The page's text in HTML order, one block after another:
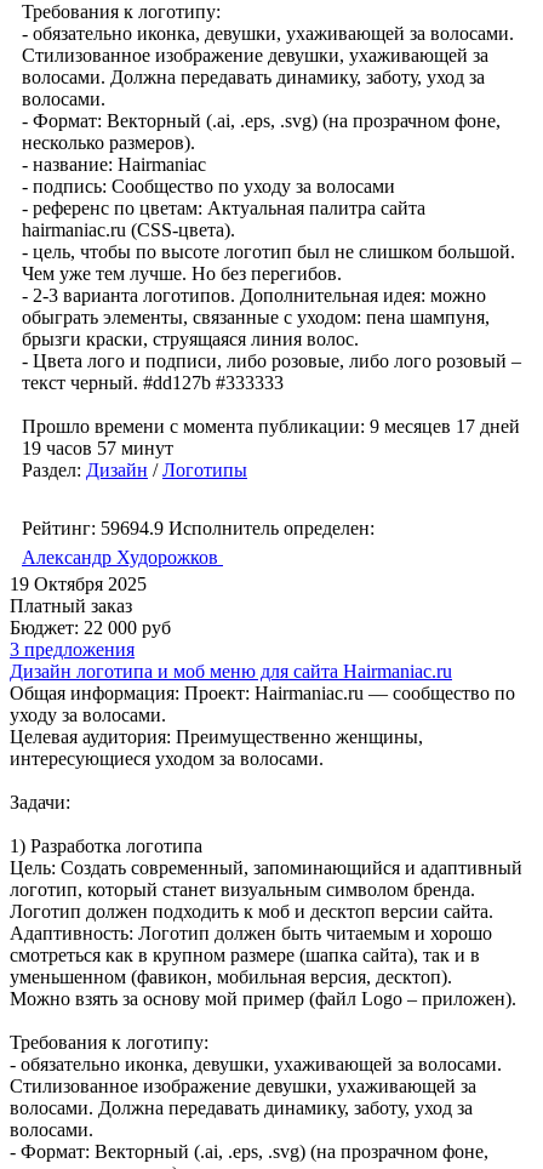
Требования к логотипу:
- обязательно иконка, девушки, ухаживающей за волосами.
Стилизованное изображение девушки, ухаживающей за
волосами. Должна передавать динамику, заботу, уход за
волосами.
- Формат: Векторный (.ai, .eps, .svg) (на прозрачном фоне,
несколько размеров).
- название: Hairmaniac
- подпись: Сообщество по уходу за волосами
- референс по цветам: Актуальная палитра сайта
hairmaniac.ru (CSS-цвета).
- цель, чтобы по высоте логотип был не слишком большой.
Чем уже тем лучше. Но без перегибов.
- 2-3 варианта логотипов. Дополнительная идея: можно
обыграть элементы, связанные с уходом: пена шампуня,
брызги краски, струящаяся линия волос.
- Цвета лого и подписи, либо розовые, либо лого розовый –
текст черный. #dd127b #333333
Прошло времени с момента публикации: 9 месяцев 17 дней
19 часов 57 минут
Раздел: Дизайн /Логотипы
Рейтинг: 59694.9 Исполнитель определен:
Александр Худорожков
19 Октября 2025
Платный заказ
Бюджет: 22 000 руб
3 предложения
Дизайн логотипа и моб меню для сайта Hairmaniac.ru
Общая информация: Проект: Hairmaniac.ru — сообщество по
уходу за волосами.
Целевая аудитория: Преимущественно женщины,
интересующиеся уходом за волосами.
Задачи:
1) Разработка логотипа
Цель: Создать современный, запоминающийся и адаптивный
логотип, который станет визуальным символом бренда.
Логотип должен подходить к моб и десктоп версии сайта.
Адаптивность: Логотип должен быть читаемым и хорошо
смотреться как в крупном размере (шапка сайта), так и в
уменьшенном (фавикон, мобильная версия, десктоп).
Можно взять за основу мой пример (файл Logo – приложен).
Требования к логотипу:
- обязательно иконка, девушки, ухаживающей за волосами.
Стилизованное изображение девушки, ухаживающей за
волосами. Должна передавать динамику, заботу, уход за
волосами.
- Формат: Векторный (.ai, .eps, .svg) (на прозрачном фоне,